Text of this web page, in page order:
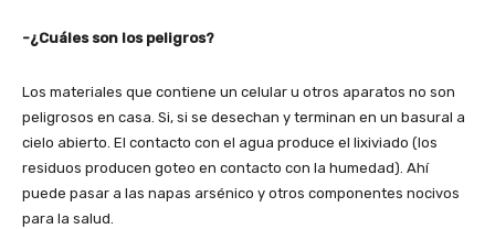
-¿Cuáles son los peligros?
Los materiales que contiene un celular u otros aparatos no son
peligrosos en casa. Si, si se desechan y terminan en un basural a
cielo abierto. El contacto con el agua produce el lixiviado (los
residuos producen goteo en contacto con la humedad). Ahí
puede pasar a las napas arsénico y otros componentes nocivos
para la salud.